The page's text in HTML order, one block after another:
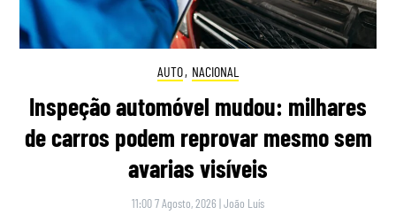
AUTO, NACIONAL
Inspeção automóvel mudou: milhares
de carros podem reprovar mesmo sem
avarias visíveis
11:00 7 Agosto, 2026 |João Luís